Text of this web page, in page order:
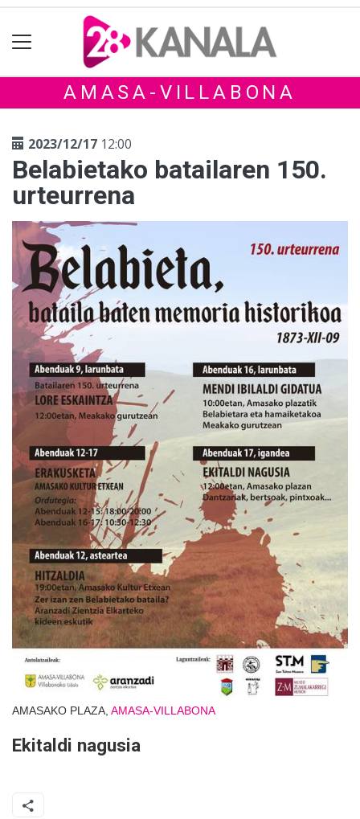
AMASA-VILLABONA
2023/12/17 12:00
Belabietako batailaren 150.
urteurrena
AMASAKO PLAZA, AMASA-VILLABONA
Ekitaldi nagusia